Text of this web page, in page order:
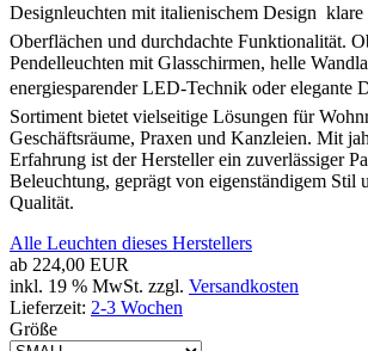
Designleuchten mit italienischem Design 
Oberflächen und durchdachte Funktionalität.
Pendelleuchten mit Glasschirmen, helle
energiesparender LED-Technik oder elegante
Sortiment bietet vielseitige Lösungen für
Geschäftsräume, Praxen und Kanzleien. Mit
Erfahrung ist der Hersteller ein zuverlässiger
Beleuchtung, geprägt von eigenständigem Stil
Qualität.
Alle Leuchten dieses Herstellers
ab 224,00 EUR
inkl. 19 % MwSt. zzgl. Versandkosten
Lieferzeit: 2-3 Wochen
Größe